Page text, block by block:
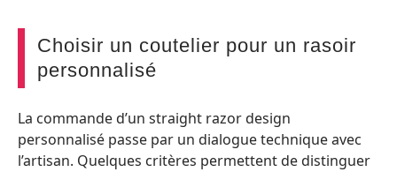
Choisir un coutelier pour un rasoir
personnalisé
La commande d’un straight razor design
personnalisé passe par un dialogue technique avec
l’artisan. Quelques critères permettent de distinguer